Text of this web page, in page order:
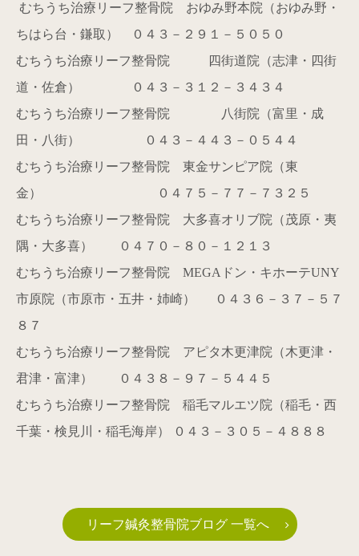
むちうち治療リーフ整骨院 おゆみ野本院（おゆみ野・
ちはら台・鎌取） ０４３－２９１－５０５０
むちうち治療リーフ整骨院 四街道院（志津・四街
道・佐倉） ０４３－３１２－３４３４
むちうち治療リーフ整骨院 八街院（富里・成
田・八街） ０４３－４４３－０５４４
むちうち治療リーフ整骨院 東金サンピア院（東
金） ０４７５－７７－７３２５
むちうち治療リーフ整骨院 大多喜オリブ院（茂原・夷
隅・大多喜） ０４７０－８０－１２１３
むちうち治療リーフ整骨院 MEGA ドン・キホーテUNY
市原院（市原市・五井・姉崎）
０４３６－３７－５７
８７
むちうち治療リーフ整骨院 アピタ木更津院（木更津・
君津・富津） ０４３８－９７－５４４５
むちうち治療リーフ整骨院 稲毛マルエツ院（稲毛・西
千葉・検見川・稲毛海岸） ０４３－３０５－４８８８
リーフ鍼灸整骨院ブログ 一覧へ